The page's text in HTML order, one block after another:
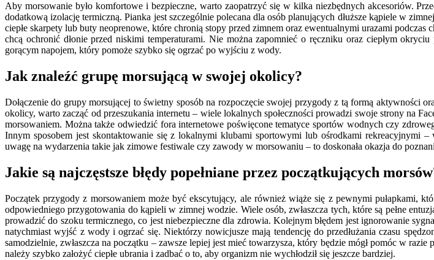
Aby morsowanie było komfortowe i bezpieczne, warto zaopatrzyć się w kilka niezbędnych akcesoriów.
dodatkową izolację termiczną. Pianka jest szczególnie polecana dla osób planujących dłuższe kąpiele w
ciepłe skarpety lub buty neoprenowe, które chronią stopy przed zimnem oraz ewentualnymi urazami
chcą ochronić dłonie przed niskimi temperaturami. Nie można zapomnieć o ręczniku oraz ciepłym
gorącym napojem, który pomoże szybko się ogrzać po wyjściu z wody.
Jak znaleźć grupę morsującą w swojej okolicy?
Dołączenie do grupy morsującej to świetny sposób na rozpoczęcie swojej przygody z tą formą aktywności
okolicy, warto zacząć od przeszukania internetu – wiele lokalnych społeczności prowadzi swoje strony na
morsowaniem. Można także odwiedzić fora internetowe poświęcone tematyce sportów wodnych czy
Innym sposobem jest skontaktowanie się z lokalnymi klubami sportowymi lub ośrodkami rekreacyjnymi
uwagę na wydarzenia takie jak zimowe festiwale czy zawody w morsowaniu – to doskonała okazja do
Jakie są najczęstsze błędy popełniane przez początkujących
Początek przygody z morsowaniem może być ekscytujący, ale również wiąże się z pewnymi pułapkami,
odpowiedniego przygotowania do kąpieli w zimnej wodzie. Wiele osób, zwłaszcza tych, które są pełne
prowadzić do szoku termicznego, co jest niebezpieczne dla zdrowia. Kolejnym błędem jest ignorowanie
natychmiast wyjść z wody i ogrzać się. Niektórzy nowicjusze mają tendencję do przedłużania czasu
samodzielnie, zwłaszcza na początku – zawsze lepiej jest mieć towarzysza, który będzie mógł pomóc w
należy szybko założyć ciepłe ubrania i zadbać o to, aby organizm nie wychłodził się jeszcze bardziej.